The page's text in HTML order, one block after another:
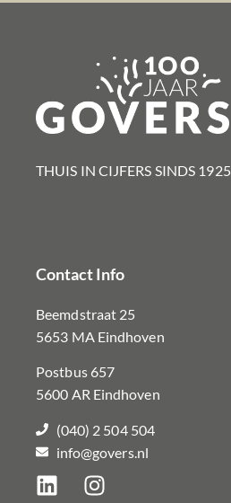
THUIS IN CIJFERS SINDS 1925​
Contact Info
Beemdstraat 25
5653 MA Eindhoven
Postbus 657
5600 AR Eindhoven
(040) 2 504 504
info@govers.nl